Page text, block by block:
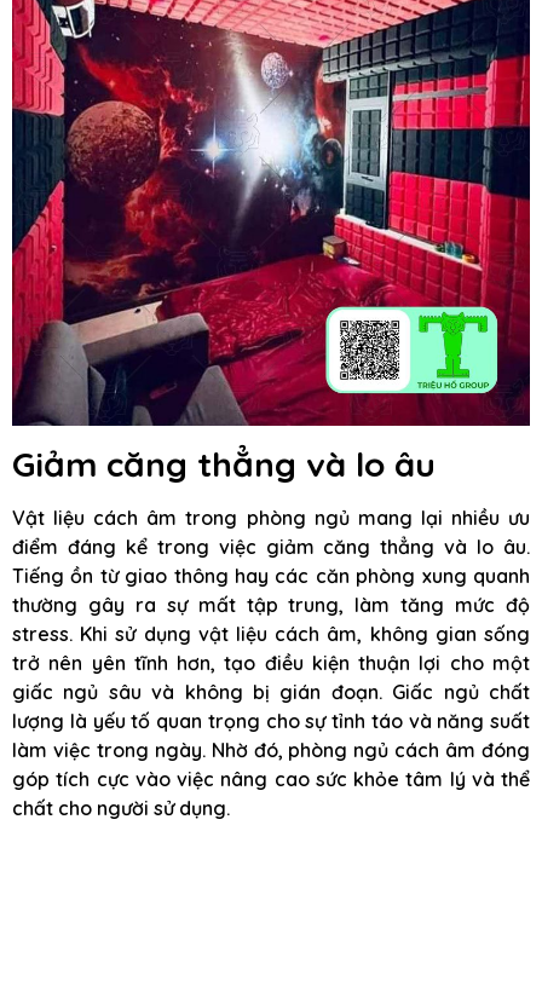
Giảm căng thẳng và lo âu
Vật liệu cách âm trong phòng ngủ mang lại nhiều ưu
điểm đáng kể trong việc giảm căng thẳng và lo âu.
Tiếng ồn từ giao thông hay các căn phòng xung quanh
thường gây ra sự mất tập trung, làm tăng mức độ
stress. Khi sử dụng vật liệu cách âm, không gian sống
trở nên yên tĩnh hơn, tạo điều kiện thuận lợi cho một
giấc ngủ sâu và không bị gián đoạn. Giấc ngủ chất
lượng là yếu tố quan trọng cho sự tỉnh táo và năng suất
làm việc trong ngày. Nhờ đó, phòng ngủ cách âm đóng
góp tích cực vào việc nâng cao sức khỏe tâm lý và thể
chất cho người sử dụng.